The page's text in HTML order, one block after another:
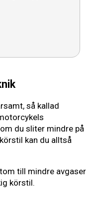
så kallad
du sliter mindre på
kan du alltså
till mindre avgaser
körstil.